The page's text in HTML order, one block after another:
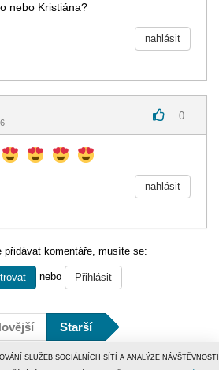
nebo Kristiána?
nahlásit
0
nahlásit
přidávat komentáře, musíte se:
nebo Přihlásit
Starší
SLUŽEB SOCIÁLNÍCH SÍTÍ A ANALÝZE NÁVŠTĚVNOSTI